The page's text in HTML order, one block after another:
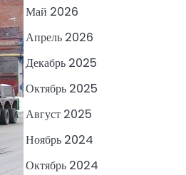
Май 2026
Апрель 2026
Декабрь 2025
Октябрь 2025
Август 2025
Ноябрь 2024
Октябрь 2024